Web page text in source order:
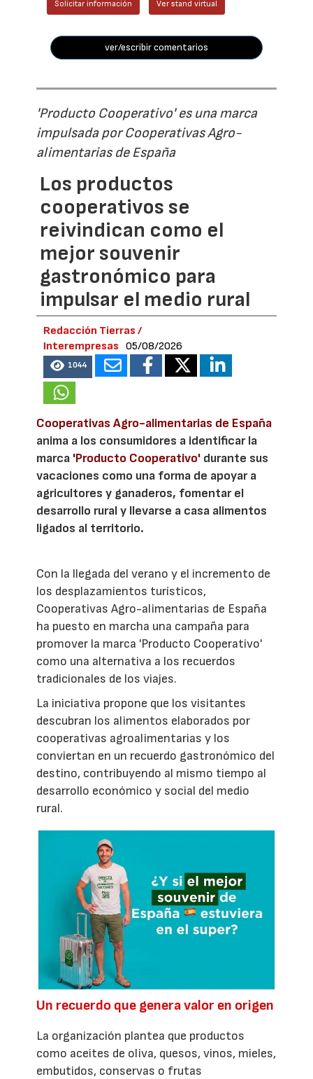
Solicitar información Ver stand virtual
ver/escribir comentarios
'Producto Cooperativo' es una marca
impulsada por Cooperativas Agro-
alimentarias de España
Los productos
cooperativos se
reivindican como el
mejor souvenir
gastronómico para
impulsar el medio rural
Redacción Tierras /
Interempresas
05/08/2026
1044
Cooperativas Agro-alimentarias de España
anima a los consumidores a identificar la
marca 'Producto Cooperativo' durante sus
vacaciones como una forma de apoyar a
agricultores y ganaderos, fomentar el
desarrollo rural y llevarse a casa alimentos
ligados al territorio.
Con la llegada del verano y el incremento de
los desplazamientos turísticos,
Cooperativas Agro-alimentarias de España
ha puesto en marcha una campaña para
promover la marca 'Producto Cooperativo'
como una alternativa a los recuerdos
tradicionales de los viajes.
La iniciativa propone que los visitantes
descubran los alimentos elaborados por
cooperativas agroalimentarias y los
conviertan en un recuerdo gastronómico del
destino, contribuyendo al mismo tiempo al
desarrollo económico y social del medio
rural.
Un recuerdo que genera valor en origen
La organización plantea que productos
como aceites de oliva, quesos, vinos, mieles,
embutidos, conservas o frutas